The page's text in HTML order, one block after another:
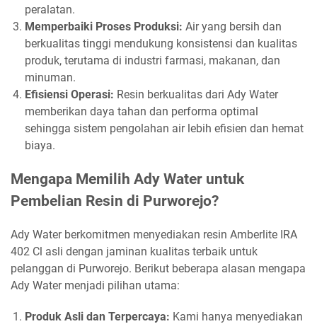
peralatan.
Memperbaiki Proses Produksi: Air yang bersih dan
berkualitas tinggi mendukung konsistensi dan kualitas
produk, terutama di industri farmasi, makanan, dan
minuman.
Efisiensi Operasi: Resin berkualitas dari Ady Water
memberikan daya tahan dan performa optimal
sehingga sistem pengolahan air lebih efisien dan hemat
biaya.
Mengapa Memilih Ady Water untuk
Pembelian Resin di Purworejo?
Ady Water berkomitmen menyediakan resin Amberlite IRA
402 Cl asli dengan jaminan kualitas terbaik untuk
pelanggan di Purworejo. Berikut beberapa alasan mengapa
Ady Water menjadi pilihan utama:
Produk Asli dan Terpercaya: Kami hanya menyediakan